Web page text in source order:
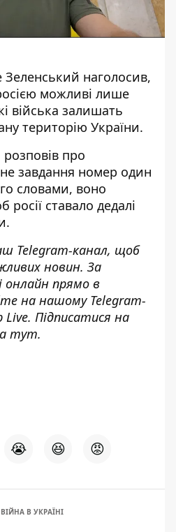
наголосив,
можливі лише
війська залишать
територію України.
про
завдання номер один
словами, воно
росії ставало дедалі
.
Telegram-канал, щоб
новин. За
онлайн прямо в
на нашому Telegram-
Live. Підписатися на
тут.
😭 😆 😡
ВІЙНА В УКРАЇНІ